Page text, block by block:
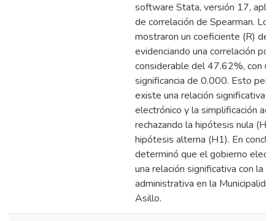
software Stata, versión 17,
de correlación de Spearman.
mostraron un coeficiente (R) de
evidenciando una correlación
considerable del 47.62%, con
significancia de 0.000. Esto
existe una relación significativa
electrónico y la simplificación
rechazando la hipótesis nula
hipótesis alterna (H1). En
determinó que el gobierno
una relación significativa con la
administrativa en la
Asillo.